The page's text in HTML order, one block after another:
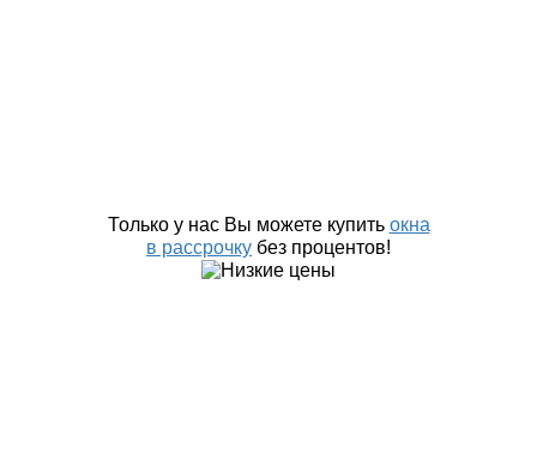
Только у нас Вы можете купить окна
в рассрочку без процентов!